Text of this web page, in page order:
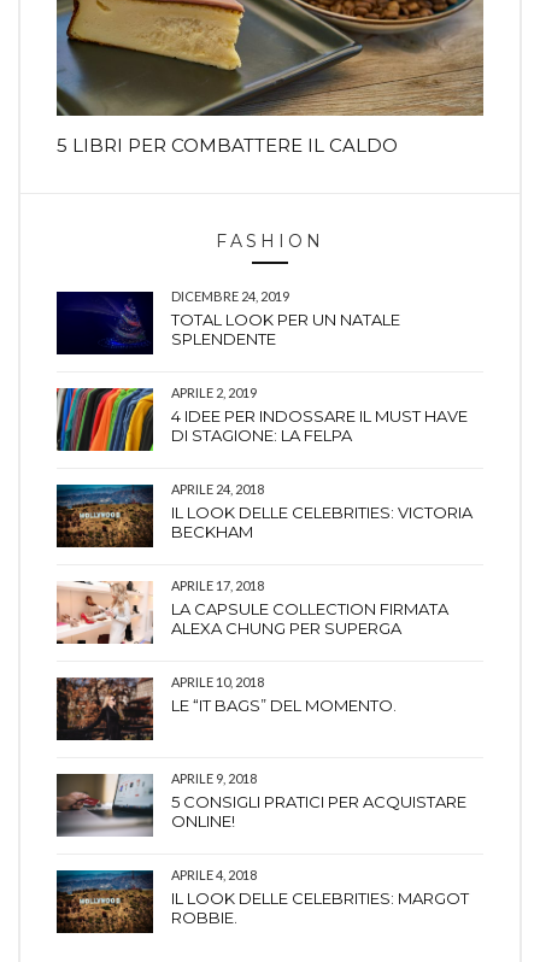
5 LIBRI PER COMBATTERE IL CALDO
FASHION
DICEMBRE 24, 2019
TOTAL LOOK PER UN NATALE
SPLENDENTE
APRILE 2, 2019
4 IDEE PER INDOSSARE IL MUST HAVE
DI STAGIONE: LA FELPA
APRILE 24, 2018
IL LOOK DELLE CELEBRITIES: VICTORIA
BECKHAM
APRILE 17, 2018
LA CAPSULE COLLECTION FIRMATA
ALEXA CHUNG PER SUPERGA
APRILE 10, 2018
LE “IT BAGS” DEL MOMENTO.
APRILE 9, 2018
5 CONSIGLI PRATICI PER ACQUISTARE
ONLINE!
APRILE 4, 2018
IL LOOK DELLE CELEBRITIES: MARGOT
ROBBIE.